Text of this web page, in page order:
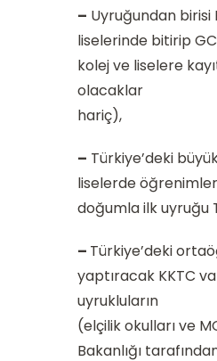
– Uyruğundan birisi
liselerinde bitirip
kolej ve liselere
olacaklar
hariç),
– Türkiye’deki
liselerde
doğumla ilk uyruğu
– Türkiye’deki
yaptıracak KKTC
uyrukluların
(elçilik okulları ve
Bakanlığı